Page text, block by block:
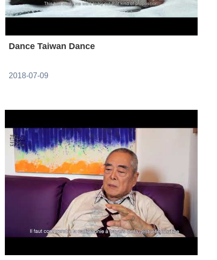
Dance Taiwan Dance
2018-07-09